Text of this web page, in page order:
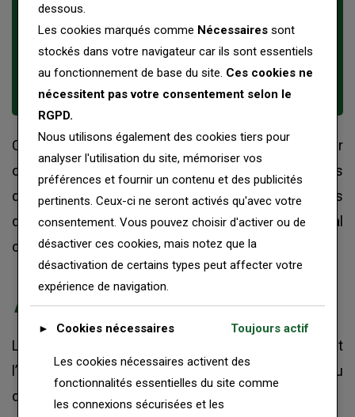
dressés par l’autorité consulaire
produisent ainsi les mêmes effets
juridiques que ceux établis devant un
notaire au Sénégal.
Ces démarches permettent de donner une valeur
officielle et juridiquement reconnue à des
documents destinés à être produits auprès
d’administrations ou d’organismes, au Sénégal
comme à l’étranger.
Actes notariés et procurations
Le service des actes notariés permet
l’établissement d’actes authentiques conformes au
droit sénégalais.
dessous.
Les cookies marqués comme Nécessaires sont
stockés dans votre navigateur car ils sont essentiels
au fonctionnement de base du site. Ces cookies ne
nécessitent pas votre consentement selon le
RGPD.
Nous utilisons également des cookies tiers pour
analyser l'utilisation du site, mémoriser vos
préférences et fournir un contenu et des publicités
pertinents. Ceux-ci ne seront activés qu'avec votre
consentement. Vous pouvez choisir d'activer ou de
désactiver ces cookies, mais notez que la
désactivation de certains types peut affecter votre
expérience de navigation.
► Cookies nécessaires Toujours actif
Les cookies nécessaires activent des
fonctionnalités essentielles du site comme
les connexions sécurisées et les